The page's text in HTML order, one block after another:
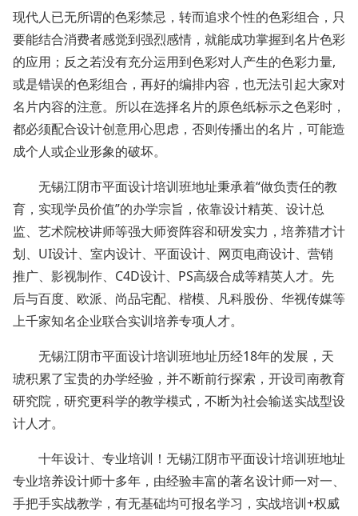
现代人已无所谓的色彩禁忌，转而追求个性的色彩组合，只
要能结合消费者感觉到强烈感情，就能成功掌握到名片色彩
的应用；反之若没有充分运用到色彩对人产生的色彩力量,
或是错误的色彩组合，再好的编排内容，也无法引起大家对
名片内容的注意。所以在选择名片的原色纸标示之色彩时，
都必须配合设计创意用心思虑，否则传播出的名片，可能造
成个人或企业形象的破坏。
无锡江阴市平面设计培训班地址秉承着“做负责任的教
育，实现学员价值”的办学宗旨，依靠设计精英、设计总
监、艺术院校讲师等强大师资阵容和研发实力，培养猎才计
划、UI设计、室内设计、平面设计、网页电商设计、营销
推广、影视制作、C4D设计、PS高级合成等精英人才。先
后与百度、欧派、尚品宅配、楷模、凡科股份、华视传媒等
上千家知名企业联合实训培养专项人才。
无锡江阴市平面设计培训班地址历经18年的发展，天
琥积累了宝贵的办学经验，并不断前行探索，开设司南教育
研究院，研究更科学的教学模式，不断为社会输送实战型设
计人才。
十年设计、专业培训！无锡江阴市平面设计培训班地址
专业培养设计师十多年，由经验丰富的著名设计师一对一、
手把手实战教学，有无基础均可报名学习，实战培训+权威